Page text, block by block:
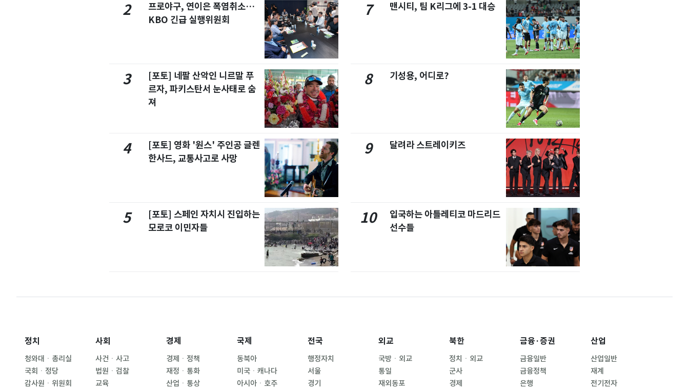
2
프로야구, 연이은 폭염취소…
KBO 긴급 실행위원회
3
[포토] 네팔 산악인 니르말 푸
르자, 파키스탄서 눈사태로 숨
져
4
[포토] 영화 '원스' 주인공 글렌
한사드, 교통사고로 사망
5
[포토] 스페인 자치시 진입하는
모로코 이민자들
7 맨시티, 팀 K리그에 3-1 대승
8 기성용, 어디로?
9 달려라 스트레이키즈
10
입국하는 아틀레티코 마드리드
선수들
정치
청와대ㆍ총리실
국회ㆍ정당
감사원ㆍ위원회
사회
사건ㆍ사고
법원ㆍ검찰
교육
경제
경제ㆍ정책
재정ㆍ통화
산업ㆍ통상
국제
동북아
미국ㆍ캐나다
아시아ㆍ호주
전국
행정자치
서울
경기
외교
국방ㆍ외교
통일
재외동포
북한
정치ㆍ외교
군사
경제
금융·증권
금융일반
금융정책
은행
산업
산업일반
재계
전기전자